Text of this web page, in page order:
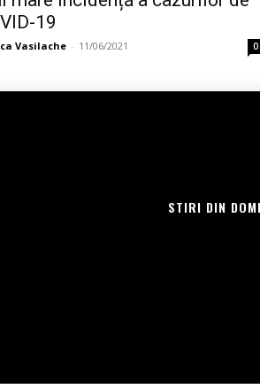
19
Vasilache - 11/06/2021 0
STIRI DIN